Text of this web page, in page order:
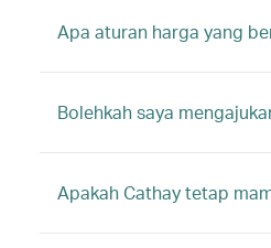
Apa aturan harga yang
Bolehkah saya
Apakah Cathay tetap